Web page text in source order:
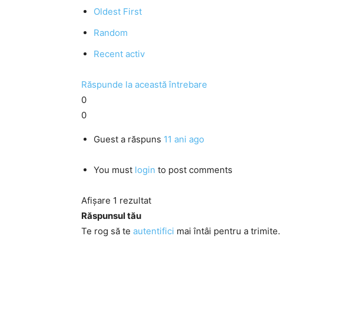
Oldest First
Random
Recent activ
Răspunde la această întrebare
0
0
Guest a răspuns 11 ani ago
You must login to post comments
Afișare 1 rezultat
Răspunsul tău
Te rog să te autentifici mai întâi pentru a trimite.